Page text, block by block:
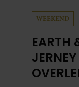
WEEKEND
EARTH